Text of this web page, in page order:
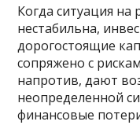
Когда ситуация на
нестабильна,
дорогостоящие
сопряжено с
напротив, дают
неопределенной
финансовые